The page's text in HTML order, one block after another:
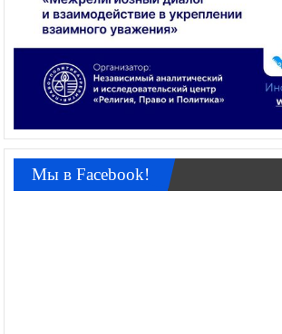
Мы в Facebook!